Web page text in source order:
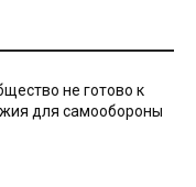
не готово к
для самообороны